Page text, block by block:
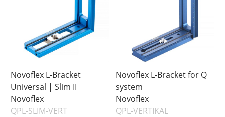
Novoflex L-Bracket
Universal | Slim II
Novoflex
QPL-SLIM-VERT
Novoflex L-Bracket for Q
system
Novoflex
QPL-VERTIKAL